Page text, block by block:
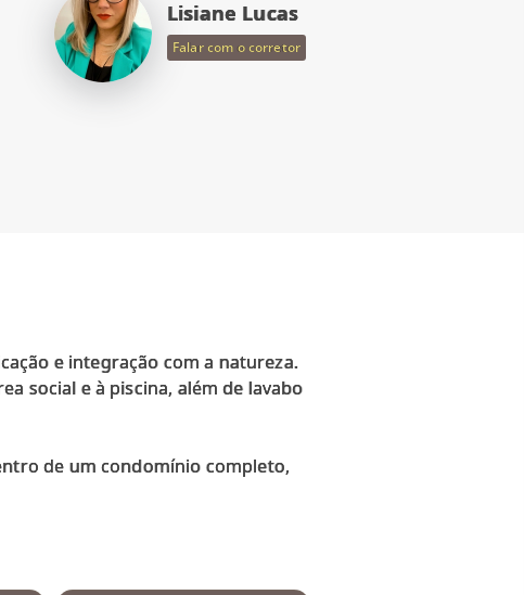
Lisiane Lucas
Falar com o corretor
e integração com a natureza.
social e à piscina, além de lavabo
de um condomínio completo,